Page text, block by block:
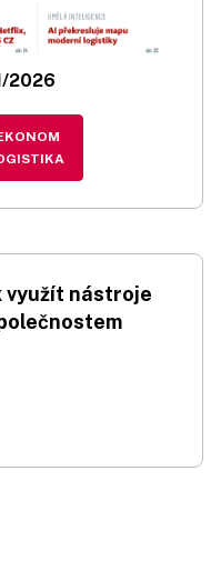
2026
využít nástroje